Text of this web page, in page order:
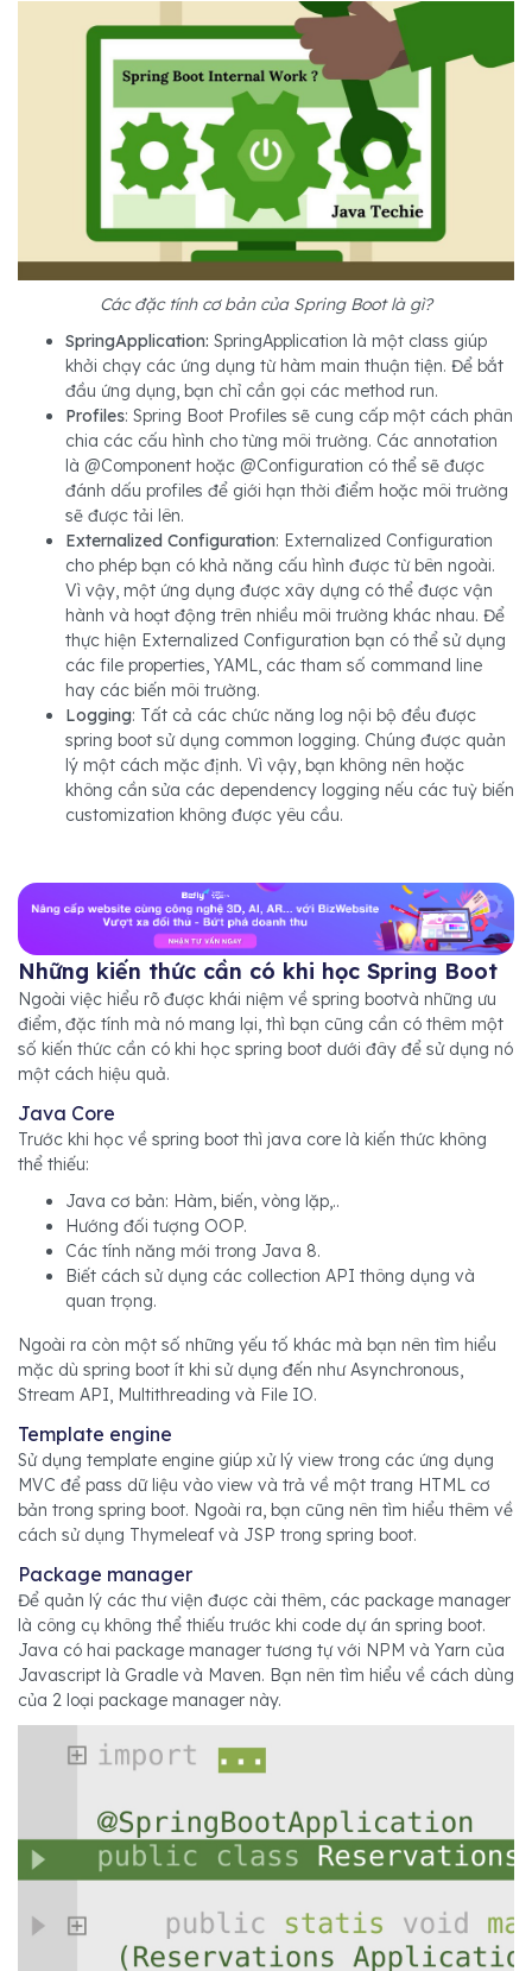
Các đặc tính cơ bản của Spring Boot là gì?
SpringApplication: SpringApplication là một class giúp
khởi chạy các ứng dụng từ hàm main thuận tiện. Để bắt
đầu ứng dụng, bạn chỉ cần gọi các method run.
Profiles: Spring Boot Profiles sẽ cung cấp một cách phân
chia các cấu hình cho từng môi trường. Các annotation
là @Component hoặc @Configuration có thể sẽ được
đánh dấu profiles để giới hạn thời điểm hoặc môi trường
sẽ được tải lên.
Externalized Configuration: Externalized Configuration
cho phép bạn có khả năng cấu hình được từ bên ngoài.
Vì vậy, một ứng dụng được xây dựng có thể được vận
hành và hoạt động trên nhiều môi trường khác nhau. Để
thực hiện Externalized Configuration bạn có thể sử dụng
các file properties, YAML, các tham số command line
hay các biến môi trường.
Logging: Tất cả các chức năng log nội bộ đều được
spring boot sử dụng common logging. Chúng được quản
lý một cách mặc định. Vì vậy, bạn không nên hoặc
không cần sửa các dependency logging nếu các tuỳ biến
customization không được yêu cầu.
Những kiến thức cần có khi học Spring Boot
Ngoài việc hiểu rõ được khái niệm về spring bootvà những ưu
điểm, đặc tính mà nó mang lại, thì bạn cũng cần có thêm một
số kiến thức cần có khi học spring boot dưới đây để sử dụng nó
một cách hiệu quả.
Java Core
Trước khi học về spring boot thì java core là kiến thức không
thể thiếu:
Java cơ bản: Hàm, biến, vòng lặp,..
Hướng đối tượng OOP.
Các tính năng mới trong Java 8.
Biết cách sử dụng các collection API thông dụng và
quan trọng.
Ngoài ra còn một số những yếu tố khác mà bạn nên tìm hiểu
mặc dù spring boot ít khi sử dụng đến như Asynchronous,
Stream API, Multithreading và File IO.
Template engine
Sử dụng template engine giúp xử lý view trong các ứng dụng
MVC để pass dữ liệu vào view và trả về một trang HTML cơ
bản trong spring boot. Ngoài ra, bạn cũng nên tìm hiểu thêm về
cách sử dụng Thymeleaf và JSP trong spring boot.
Package manager
Để quản lý các thư viện được cài thêm, các package manager
là công cụ không thể thiếu trước khi code dự án spring boot.
Java có hai package manager tương tự với NPM và Yarn của
Javascript là Gradle và Maven. Bạn nên tìm hiểu về cách dùng
của 2 loại package manager này.